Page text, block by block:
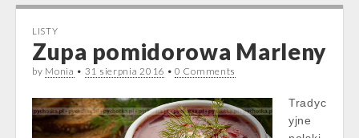
LISTY
Zupa pomidorowa Marleny
by Monia • 31 sierpnia 2016 •0 Comments
Tradyc
yjne